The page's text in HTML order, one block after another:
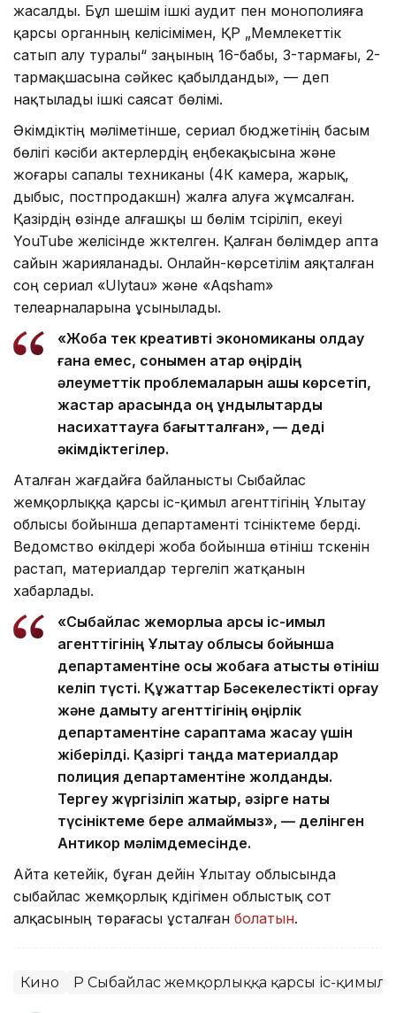
жасалды. Бұл шешім ішкі аудит пен монополияға
қарсы органның келісімімен, ҚР „Мемлекеттік
сатып алу туралы“ заңының 16-бабы, 3-тармағы, 2-
тармақшасына сәйкес қабылданды», — деп
нақтылады ішкі саясат бөлімі.
Әкімдіктің мәліметінше, сериал бюджетінің басым
бөлігі кәсіби актерлердің еңбекақысына және
жоғары сапалы техниканы (4К камера, жарық,
дыбыс, постпродакшн) жалға алуға жұмсалған.
Қазірдің өзінде алғашқы үш бөлім түсіріліп, екеуі
YouTube желісінде жүктелген. Қалған бөлімдер апта
сайын жарияланады. Онлайн-көрсетілім аяқталған
соң сериал «Ulytau» және «Aqsham»
телеарналарына ұсынылады.
«Жоба тек креативті экономиканы қолдау
ғана емес, сонымен қатар өңірдің
әлеуметтік проблемаларын ашық көрсетіп,
жастар арасында оң құндылықтарды
насихаттауға бағытталған», — деді
әкімдіктегілер.
Аталған жағдайға байланысты Сыбайлас
жемқорлыққа қарсы іс-қимыл агенттігінің Ұлытау
облысы бойынша департаменті түсініктеме берді.
Ведомство өкілдері жоба бойынша өтініш түскенін
растап, материалдар тергеліп жатқанын
хабарлады.
«Сыбайлас жемқорлыққа қарсы іс-қимыл
агенттігінің Ұлытау облысы бойынша
департаментіне осы жобаға қатысты өтініш
келіп түсті. Құжаттар Бәсекелестікті қорғау
және дамыту агенттігінің өңірлік
департаментіне сараптама жасау үшін
жіберілді. Қазіргі таңда материалдар
полиция департаментіне жолданды.
Тергеу жүргізіліп жатыр, әзірге нақты
түсініктеме бере алмаймыз», — делінген
Антикор мәлімдемесінде.
Айта кетейік, бұған дейін Ұлытау облысында
сыбайлас жемқорлық күдігімен облыстық сот
алқасының төрағасы ұсталған болатын.
Кино ҚР Сыбайлас жемқорлыққа қарсы іс-қимыл